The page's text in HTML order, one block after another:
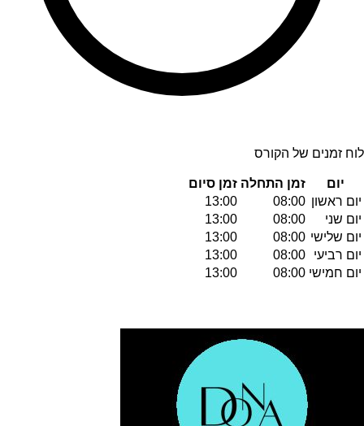
לוח זמנים של הקורס
יום זמן התחלה זמן סיום
יום ראשון 08:00
13:00
יום שני
08:00
13:00
יום שלישי 08:00
13:00
יום רביעי
08:00
13:00
יום חמישי 08:00
13:00